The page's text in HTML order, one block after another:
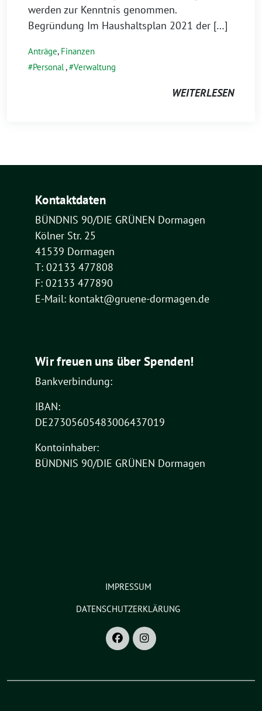
werden zur Kenntnis genommen.
Begründung Im Haushaltsplan 2021 der […]
Anträge, Finanzen
Personal, Verwaltung
WEITERLESEN
Kontaktdaten
BÜNDNIS 90/DIE GRÜNEN Dormagen
Kölner Str. 25
41539 Dormagen
T: 02133 477808
F: 02133 477890
E-Mail: kontakt@gruene-dormagen.de
Wir freuen uns über Spenden!
Bankverbindung:
IBAN:
DE27305605483006437019
Kontoinhaber:
BÜNDNIS 90/DIE GRÜNEN Dormagen
IMPRESSUM
DATENSCHUTZERKLÄRUNG